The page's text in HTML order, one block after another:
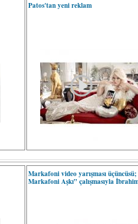
Patos'tan yeni reklam
Markafoni video yarışması üçüncüsü;
Markafoni Aşkı” çalışmasıyla